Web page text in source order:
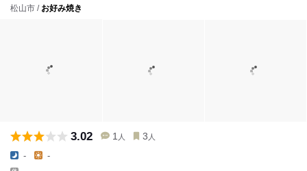
松山市 / お好み焼き
3.02 1 人 3 人
- -